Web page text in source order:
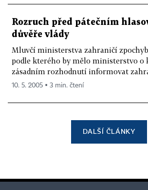
Rozruch před pátečním
důvěře vlády
Mluvčí ministerstva zahraničí
podle kterého by mělo ministerstvo o
zásadním rozhodnutí informovat
10. 5. 2005 ▪ 3 min. čtení
DALŠÍ ČLÁNKY